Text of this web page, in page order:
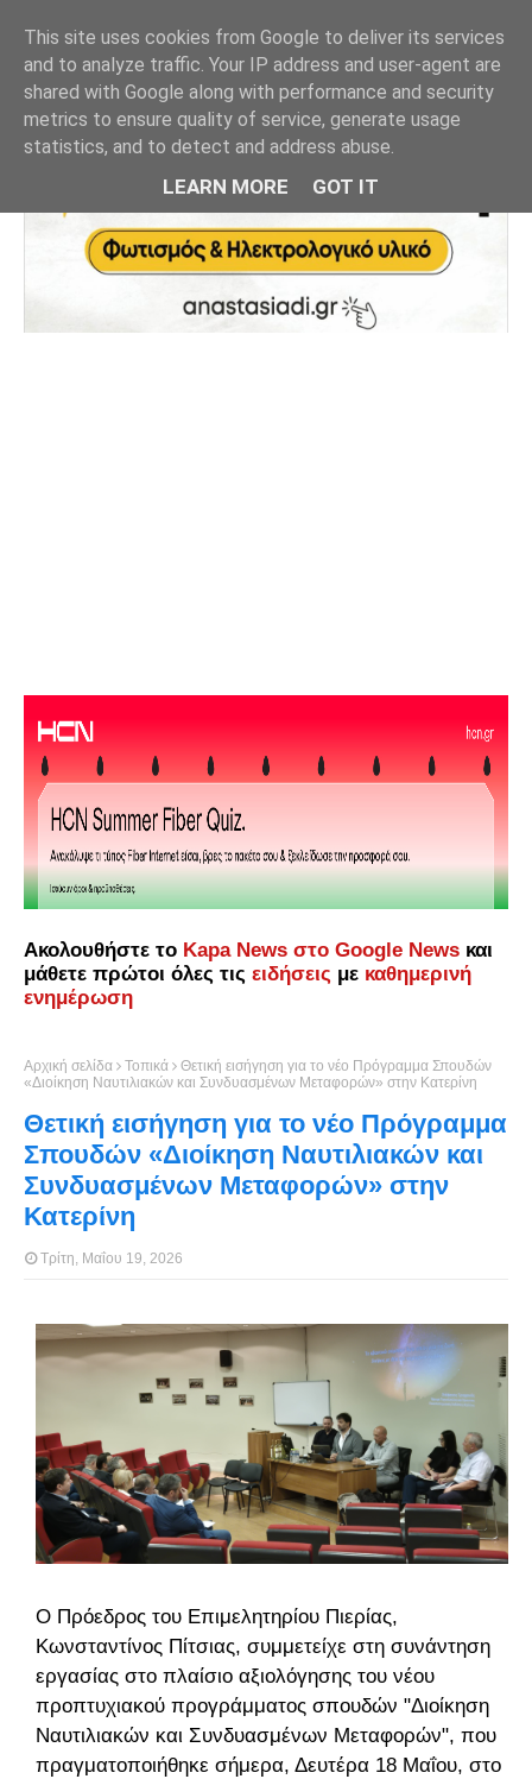
Ακολουθήστε το Kapa News στο Google News και
μάθετε πρώτοι όλες τις ειδήσεις με καθημερινή
ενημέρωση
Αρχική σελίδα Τοπικά
Θετική εισήγηση για το νέο Πρόγραμμα Σπουδών
«Διοίκηση Ναυτιλιακών και Συνδυασμένων Μεταφορών» στην Κατερίνη
Θετική εισήγηση για το νέο Πρόγραμμα
Σπουδών «Διοίκηση Ναυτιλιακών και
Συνδυασμένων Μεταφορών» στην
Κατερίνη
Τρίτη, Μαΐου 19, 2026
Ο Πρόεδρος του Επιμελητηρίου Πιερίας,
Κωνσταντίνος Πίτσιας, συμμετείχε στη συνάντηση
εργασίας στο πλαίσιο αξιολόγησης του νέου
προπτυχιακού προγράμματος σπουδών "Διοίκηση
Ναυτιλιακών και Συνδυασμένων Μεταφορών", που
πραγματοποιήθηκε σήμερα, Δευτέρα 18 Μαΐου, στο
This site uses cookies from Google to deliver its services
and to analyze traffic. Your IP address and user-agent are
shared with Google along with performance and security
metrics to ensure quality of service, generate usage
statistics, and to detect and address abuse.
LEARN MORE GOT IT